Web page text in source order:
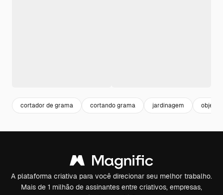
cortador de grama cortando grama jardinagem objetos
A plataforma criativa para você direcionar seu melhor trabalho.
Mais de 1 milhão de assinantes entre criativos, empresas,